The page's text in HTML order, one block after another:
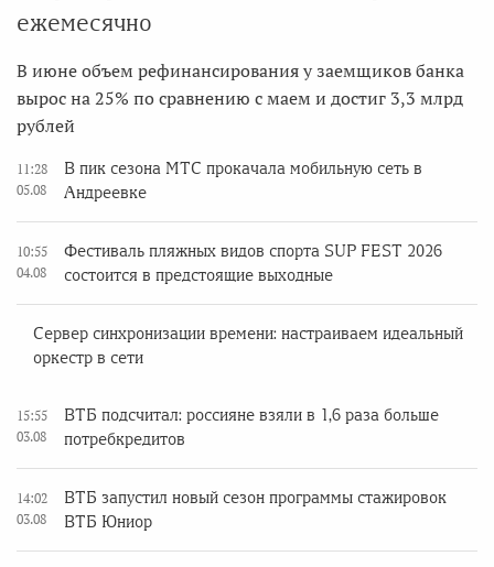
ежемесячно
В июне объем рефинансирования у заемщиков банка
вырос на 25% по сравнению с маем и достиг 3,3 млрд
рублей
11:28
05.08
В пик сезона МТС прокачала мобильную сеть в
Андреевке
10:55
04.08
Фестиваль пляжных видов спорта SUP FEST 2026
состоится в предстоящие выходные
Сервер синхронизации времени: настраиваем идеальный
оркестр в сети
15:55
03.08
ВТБ подсчитал: россияне взяли в 1,6 раза больше
потребкредитов
14:02
03.08
ВТБ запустил новый сезон программы стажировок
ВТБ Юниор